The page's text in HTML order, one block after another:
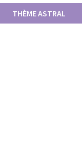
THÈME ASTRAL